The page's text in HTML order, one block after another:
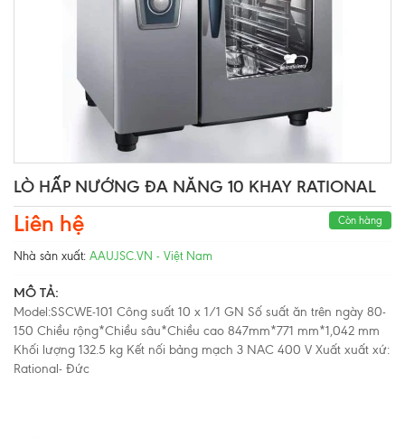
LÒ HẤP NƯỚNG ĐA NĂNG 10 KHAY RATIONAL
Liên hệ Còn hàng
Nhà sản xuất: AAUJSC.VN - Việt Nam
MÔ TẢ:
Model:SSCWE-101 Công suất 10 x 1/1 GN Số suất ăn trên ngày 80-
150 Chiều rộng*Chiều sâu*Chiều cao 847mm*771 mm*1,042 mm
Khối lượng 132.5 kg Kết nối bảng mạch 3 NAC 400 V Xuất xuất xứ:
Rational- Đức